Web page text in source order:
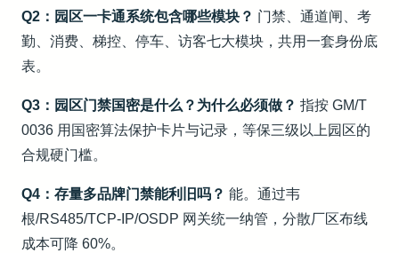
Q2：园区一卡通系统包含哪些模块？ 门禁、通道闸、考
勤、消费、梯控、停车、访客七大模块，共用一套身份底
表。
Q3：园区门禁国密是什么？为什么必须做？ 指按 GM/T
0036 用国密算法保护卡片与记录，等保三级以上园区的
合规硬门槛。
Q4：存量多品牌门禁能利旧吗？ 能。通过韦
根/RS485/TCP-IP/OSDP 网关统一纳管，分散厂区布线
成本可降 60%。